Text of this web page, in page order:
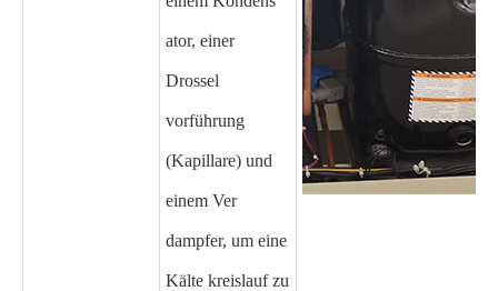
ator, einer
Drossel
vorführung
(Kapillare) und
einem Ver
dampfer, um eine
Kälte kreislauf zu